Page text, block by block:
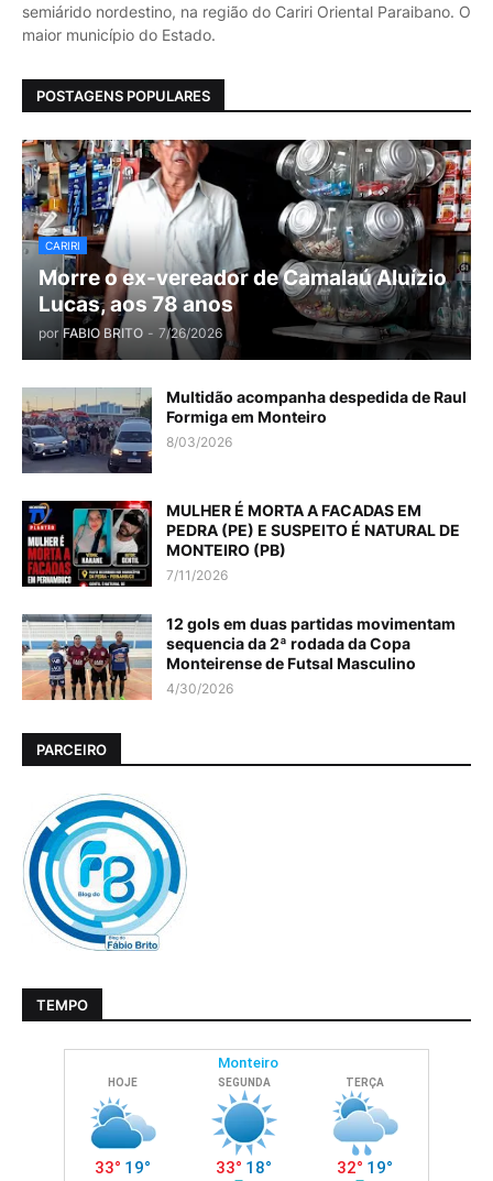
semiárido nordestino, na região do Cariri Oriental Paraibano. O
maior município do Estado.
POSTAGENS POPULARES
CARIRI
Morre o ex-vereador de Camalaú Aluízio
Lucas, aos 78 anos
por FABIO BRITO - 7/26/2026
Multidão acompanha despedida de Raul
Formiga em Monteiro
8/03/2026
MULHER É MORTA A FACADAS EM
PEDRA (PE) E SUSPEITO É NATURAL DE
MONTEIRO (PB)
7/11/2026
12 gols em duas partidas movimentam
sequencia da 2ª rodada da Copa
Monteirense de Futsal Masculino
4/30/2026
PARCEIRO
TEMPO